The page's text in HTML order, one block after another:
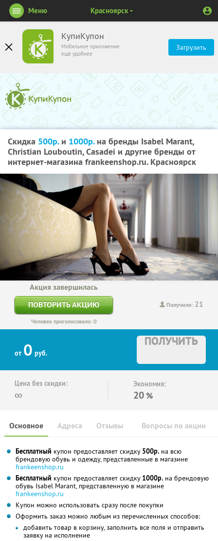
КупиКупон
Мобильное приложение
ещё удобнее
Загрузить
Меню Красноярск
Скидка 500р.и 1000р.на бренды Isabel Marant,
Christian Louboutin, Casadei и другие бренды от
интернет-магазина frankeenshop.ru. Красноярск
Получили: 21
Акция завершилась
ПОВТОРИТЬ АКЦИЮ
Человек проголосовало: 0
от 0 руб.
ПОЛУЧИТЬ
Цена без скидки:
∞
Экономия:
20 %
Основное Отзывы Вопросы по акции
Адреса
Бесплатный купон предоставляет скидку 500р. на всю
брендовую обувь и одежду, представленные в магазине
frankeenshop.ru
Бесплатный купон предоставляет скидку 1000р. на брендовую
обувь Isabel Marant, представленную в магазине
frankeenshop.ru
Купон можно использовать сразу после покупки
Оформить заказ можно любым из перечисленных способов:
добавить товар в корзину, заполнить все поля и отправить
заявку на исполнение